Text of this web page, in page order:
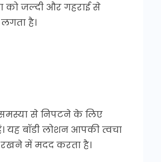
को जल्दी और गहराई से
है।
से निपटने के लिए
यह बॉडी लोशन आपकी त्वचा
में मदद करता है।